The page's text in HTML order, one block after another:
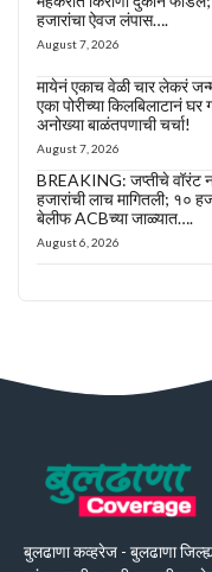
हजारांचा ऐवज लंपास….
August 7, 2026
मायेनं एकाच वेळी चार लेकरं
एका पोरीच्या किलबिलाटानं
अनोख्या बाळंतपणाची चर्चा!
August 7, 2026
BREAKING: जप्तीचे वॉरंट न
हजारांची लाच मागितली; १०
बेलीफ ACBच्या जाळ्यात….
August 6, 2026
बुलढाणा कव्हरेज - बुलढाणा